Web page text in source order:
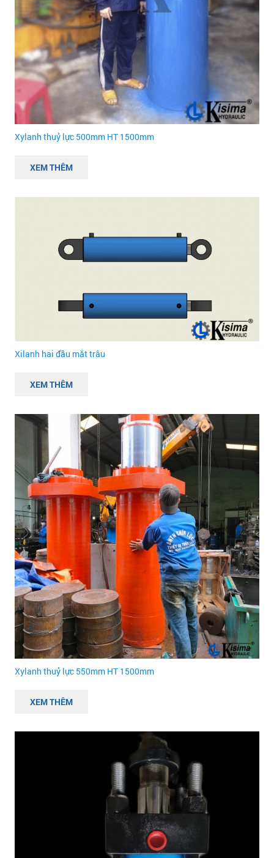
Xylanh thuỷ lực 500mm HT 1500mm
XEM THÊM
Xilanh hai đầu mắt trâu
XEM THÊM
Xylanh thuỷ lực 550mm HT 1500mm
XEM THÊM